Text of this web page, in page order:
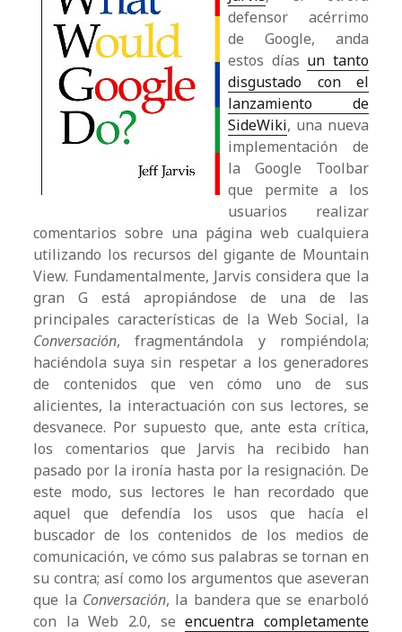
defensor acérrimo
de Google, anda
estos días un tanto
disgustado con el
lanzamiento de
SideWiki, una nueva
implementación de
la Google Toolbar
que permite a los
usuarios realizar
comentarios sobre una página web cualquiera
utilizando los recursos del gigante de Mountain
View. Fundamentalmente, Jarvis considera que la
gran G está apropiándose de una de las
principales características de la Web Social, la
Conversación, fragmentándola y rompiéndola;
haciéndola suya sin respetar a los generadores
de contenidos que ven cómo uno de sus
alicientes, la interactuación con sus lectores, se
desvanece. Por supuesto que, ante esta crítica,
los comentarios que Jarvis ha recibido han
pasado por la ironía hasta por la resignación. De
este modo, sus lectores le han recordado que
aquel que defendía los usos que hacía el
buscador de los contenidos de los medios de
comunicación, ve cómo sus palabras se tornan en
su contra; así como los argumentos que aseveran
que la Conversación, la bandera que se enarboló
con la Web 2.0, seencuentra completamente